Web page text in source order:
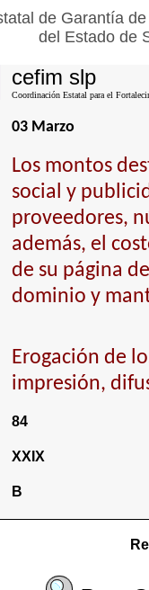
de Garantía
del Estado de
cefim slp
Coordinación Estatal para el
03 Marzo
Los montos
social y
proveedores,
además, el
de su página
dominio y
Erogación de
impresión,
84
XXIX
B